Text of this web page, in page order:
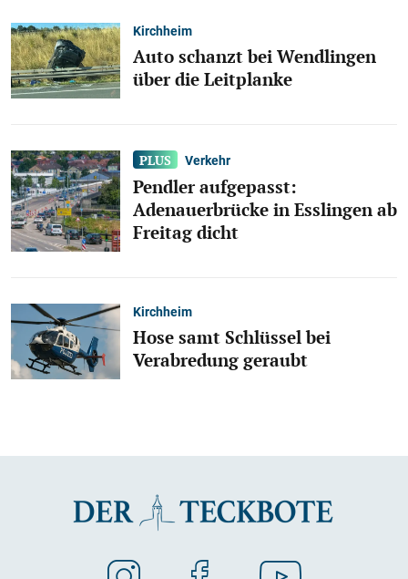
Kirchheim
Auto schanzt bei Wendlingen
über die Leitplanke
Verkehr
Pendler aufgepasst:
Adenauerbrücke in Esslingen ab
Freitag dicht
Kirchheim
Hose samt Schlüssel bei
Verabredung geraubt